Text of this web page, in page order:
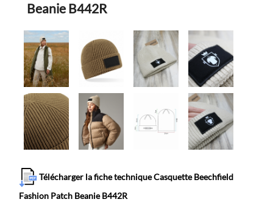
Beanie B442R
Télécharger la fiche technique Casquette Beechfield
Fashion Patch Beanie B442R